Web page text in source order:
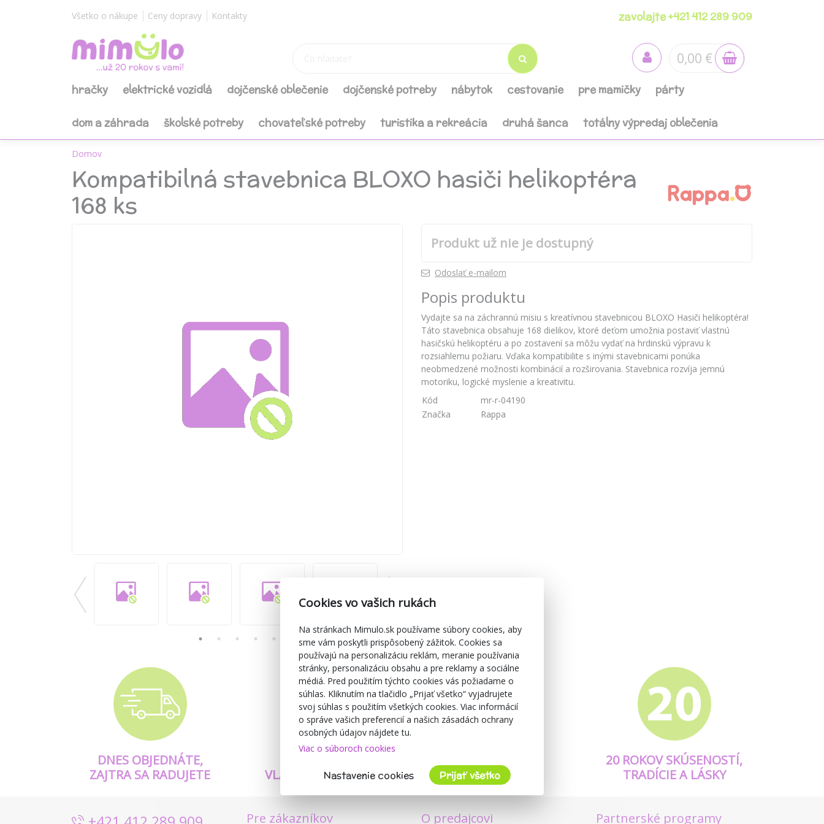
Všetko o nákupe Ceny dopravy Kontakty zavolajte +421 412 289 909
0,00 €
hračky elektrické vozidlá dojčenské oblečenie dojčenské potreby nábytok cestovanie pre mamičky párty
dom a záhrada školské potreby chovateľské potreby turistika a rekreácia druhá šanca totálny výpredaj oblečenia
Domov
Kompatibilná stavebnica BLOXO hasiči helikoptéra
168 ks
Produkt už nie je dostupný
Odoslať e-mailom
Popis produktu
Vydajte sa na záchrannú misiu s kreatívnou stavebnicou BLOXO Hasiči helikoptéra!
Táto stavebnica obsahuje 168 dielikov, ktoré deťom umožnia postaviť vlastnú
hasičskú helikoptéru a po zostavení sa môžu vydať na hrdinskú výpravu k
rozsiahlemu požiaru. Vďaka kompatibilite s inými stavebnicami ponúka
neobmedzené možnosti kombinácií a rozširovania. Stavebnica rozvíja jemnú
motoriku, logické myslenie a kreativitu.
Kód
mr-r-04190
Značka
Rappa
DNES OBJEDNÁTE,
ZAJTRA SA RADUJETE
VLASTNÉ PRODUKTY
A KVALITA
20 ROKOV SKÚSENOSTÍ,
TRADÍCIE A LÁSKY
Pre zákazníkov O predajcovi Partnerské programy
Cookies vo vašich rukách
Na stránkach Mimulo.sk používame súbory cookies, aby
sme vám poskytli prispôsobený zážitok. Cookies sa
používajú na personalizáciu reklám, meranie používania
stránky, personalizáciu obsahu a pre reklamy a sociálne
médiá. Pred použitím týchto cookies vás požiadame o
súhlas. Kliknutím na tlačidlo „Prijať všetko“ vyjadrujete
svoj súhlas s použitím všetkých cookies. Viac informácií
o správe vašich preferencií a našich zásadách ochrany
osobných údajov nájdete tu.
Viac o súboroch cookies
Nastavenie cookies Prijať všetko